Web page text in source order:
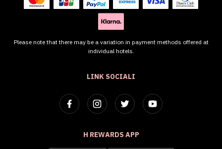
LINK SOCIALI
H REWARDS APP
Please note that there may be a variation in payment methods offered at
individual hotels.